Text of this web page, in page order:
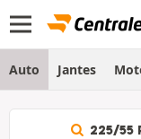
Auto Jantes
225/55